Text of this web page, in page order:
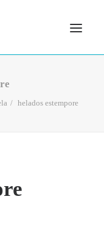
helados estempore